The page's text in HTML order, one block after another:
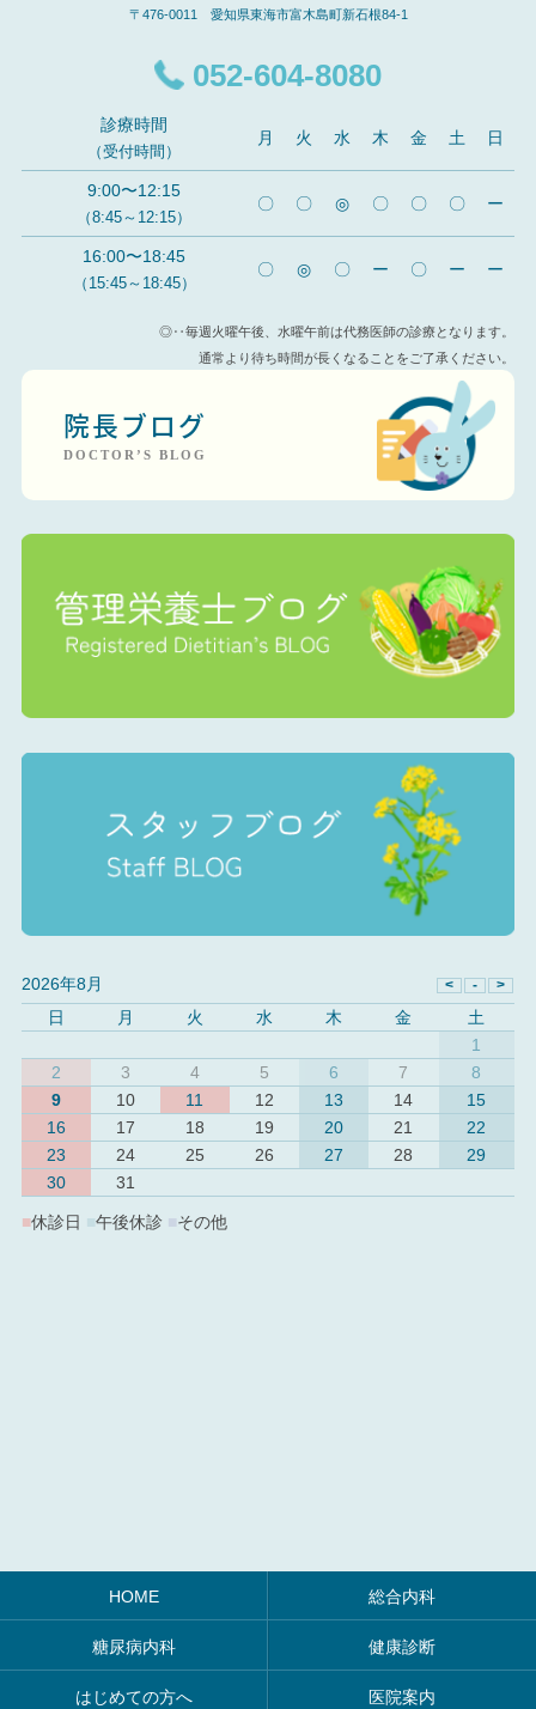
〒476-0011 愛知県東海市富木島町新石根84-1
052-604-8080
診療時間
（受付時間）
月 火 水 木 金 土 日
9:00〜12:15
（8:45～12:15）
〇 〇 ◎ 〇 〇 〇 ー
16:00〜18:45
（15:45～18:45）
〇 ◎ 〇 ー 〇 ー ー
◎‥毎週火曜午後、水曜午前は代務医師の診療となります。
通常より待ち時間が長くなることをご了承ください。
院長ブログ
DOCTOR’S BLOG
2026年8月
日
月 火 水 木 金
土
1
2
3 4 5 6 7
8
9
10 11 12 13 14
15
16
17 18 19 20 21
22
23
24 25 26 27 28
29
30
31
■休診日 ■午後休診 その他
HOME 総合内科
糖尿病内科 健康診断
はじめての方へ 医院案内